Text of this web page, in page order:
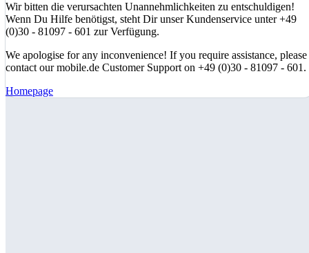
Wir bitten die verursachten Unannehmlichkeiten zu entschuldigen!
Wenn Du Hilfe benötigst, steht Dir unser Kundenservice unter +49
(0)30 - 81097 - 601 zur Verfügung.
We apologise for any inconvenience! If you require assistance, please
contact our mobile.de Customer Support on +49 (0)30 - 81097 - 601.
Homepage